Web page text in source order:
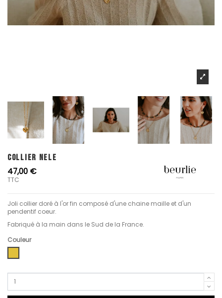
COLLIER NELE
47,00 €
TTC
Joli collier doré à l'or fin composé d'une chaine maille et d'un
pendentif coeur.
Fabriqué à la main dans le Sud de la France.
Couleur